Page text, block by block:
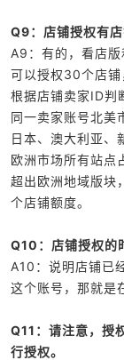
Q9： 店铺授权有
A9：有的，看店
可以授权30个店铺
根据店铺卖家ID判
同一卖家账号北美
日本、澳大利亚、
欧洲市场所有站点
超出欧洲地域版块
个店铺额度。
Q10：店铺授权的
A10：说明店铺已
这个账号，那就是
Q11：请注意，授
行授权。